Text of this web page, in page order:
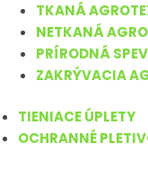
TKANÁ
NETKANÁ
PRÍRODNÁ
ZAKRÝVACIA
TIENIACE ÚPLETY
OCHRANNÉ